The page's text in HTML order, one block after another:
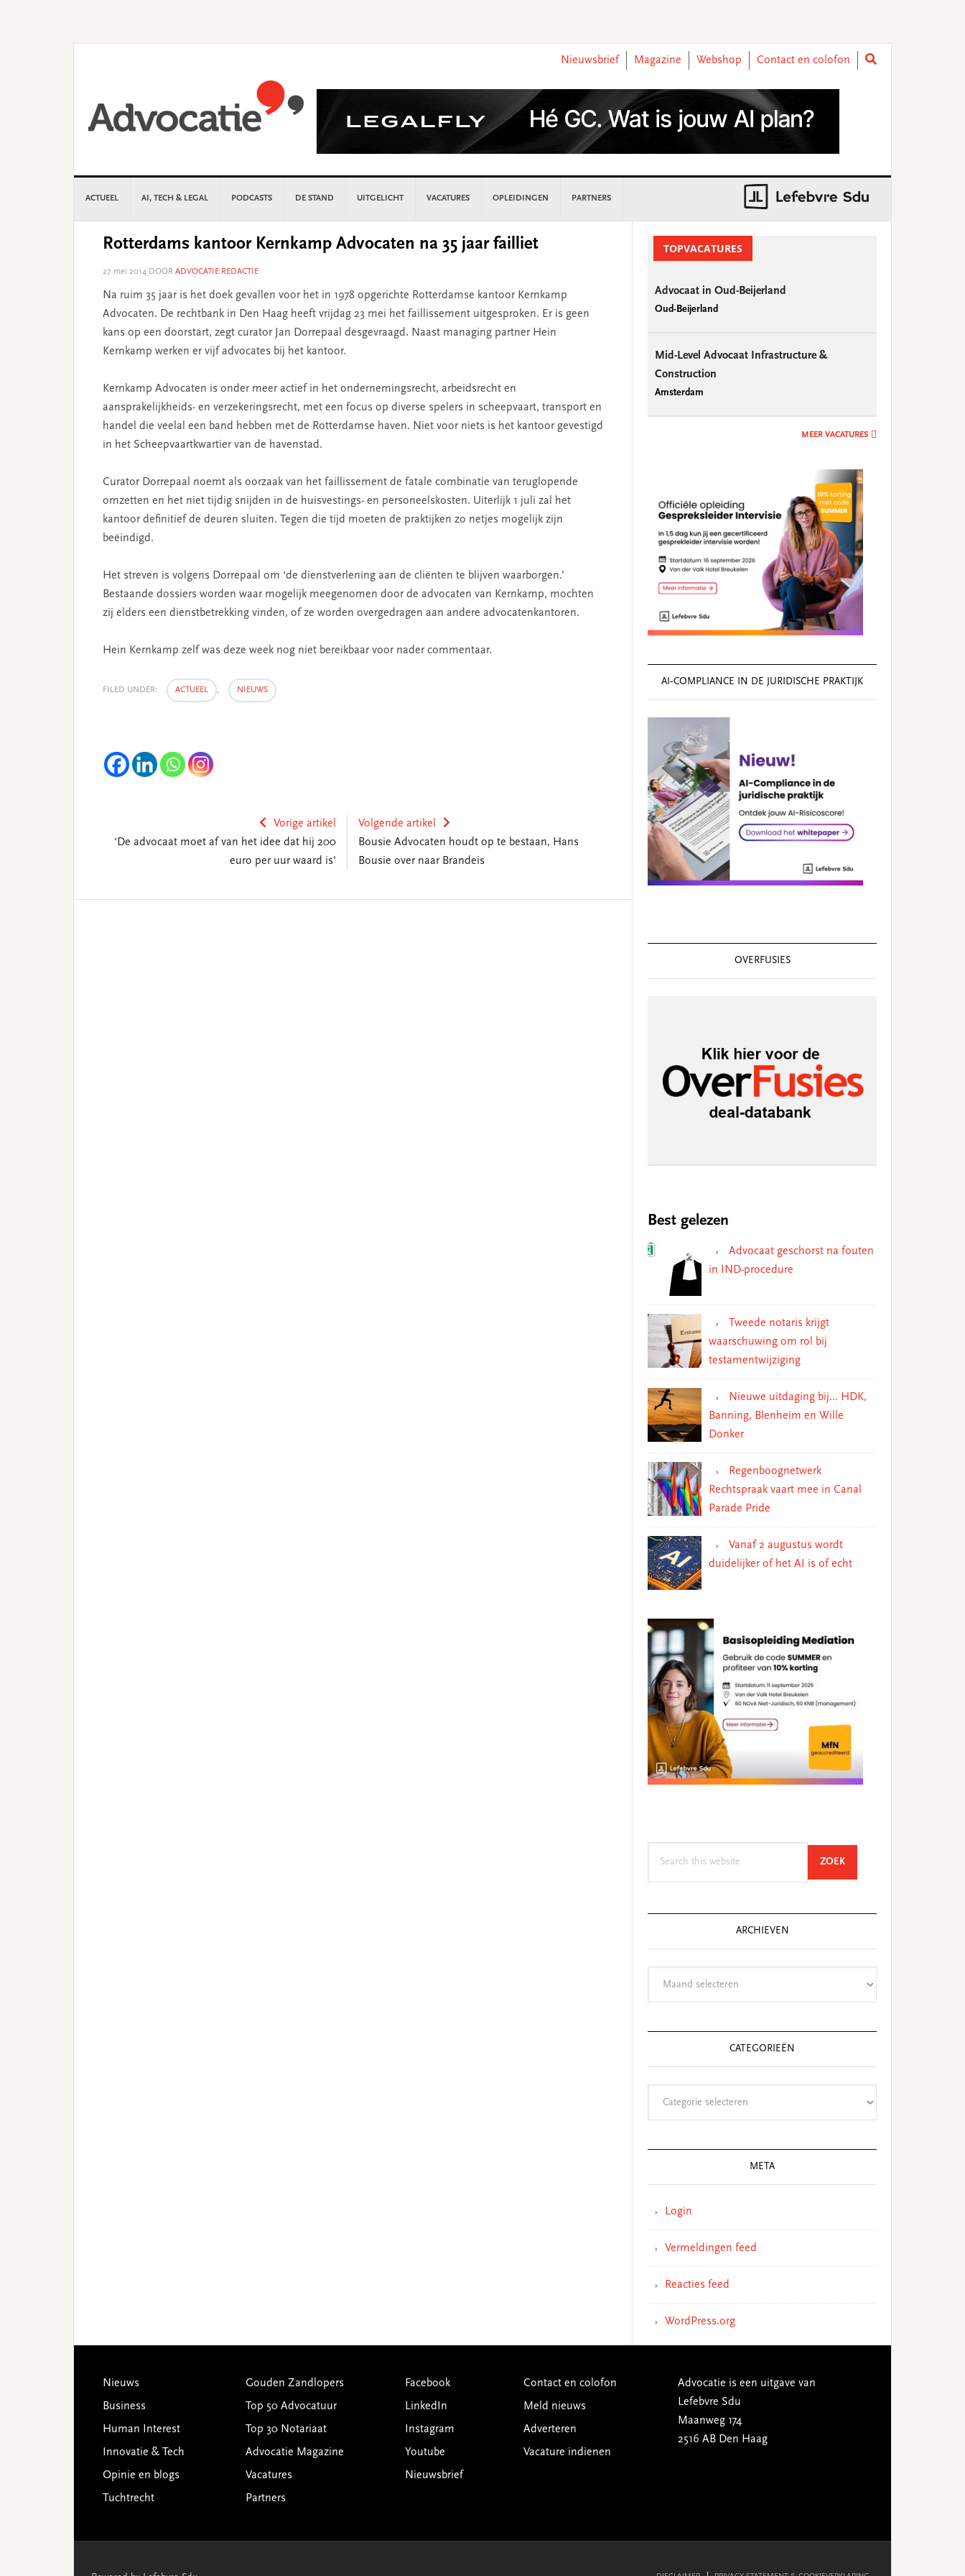
Nieuwsbrief
Magazine Webshop Contact en colofon
ACTUEEL AI, TECH & LEGAL PODCASTS DE STAND UITGELICHT VACATURES OPLEIDINGEN PARTNERS
Rotterdams kantoor Kernkamp Advocaten na 35 jaar failliet
27 mei 2014 DOOR ADVOCATIE REDACTIE
Na ruim 35 jaar is het doek gevallen voor het in 1978 opgerichte Rotterdamse kantoor Kernkamp
Advocaten. De rechtbank in Den Haag heeft vrijdag 23 mei het faillissement uitgesproken. Er is geen
kans op een doorstart, zegt curator Jan Dorrepaal desgevraagd. Naast managing partner Hein
Kernkamp werken er vijf advocates bij het kantoor.
Kernkamp Advocaten is onder meer actief in het ondernemingsrecht, arbeidsrecht en
aansprakelijkheids- en verzekeringsrecht, met een focus op diverse spelers in scheepvaart, transport en
handel die veelal een band hebben met de Rotterdamse haven. Niet voor niets is het kantoor gevestigd
in het Scheepvaartkwartier van de havenstad.
Curator Dorrepaal noemt als oorzaak van het faillissement de fatale combinatie van teruglopende
omzetten en het niet tijdig snijden in de huisvestings- en personeelskosten. Uiterlijk 1 juli zal het
kantoor definitief de deuren sluiten. Tegen die tijd moeten de praktijken zo netjes mogelijk zijn
beëindigd.
Het streven is volgens Dorrepaal om ‘de dienstverlening aan de cliënten te blijven waarborgen.’
Bestaande dossiers worden waar mogelijk meegenomen door de advocaten van Kernkamp, mochten
zij elders een dienstbetrekking vinden, of ze worden overgedragen aan andere advocatenkantoren.
Hein Kernkamp zelf was deze week nog niet bereikbaar voor nader commentaar.
FILED UNDER: ACTUEEL , NIEUWS
Vorige artikel
‘De advocaat moet af van het idee dat hij 200
euro per uur waard is'
Volgende artikel
Bousie Advocaten houdt op te bestaan, Hans
Bousie over naar Brandeis
SidebarTOPVACATURES
Advocaat in Oud-Beijerland
Oud-Beijerland
Mid-Level Advocaat Infrastructure &
Construction
Amsterdam
MEER VACATURES
AI‑COMPLIANCE IN DE JURIDISCHE PRAKTIJK
OVERFUSIES
Best gelezen
Advocaat geschorst na fouten
in IND-procedure
Tweede notaris krijgt
waarschuwing om rol bij
testamentwijziging
Nieuwe uitdaging bij… HDK,
Banning, Blenheim en Wille
Donker
Regenboognetwerk
Rechtspraak vaart mee in Canal
Parade Pride
Vanaf 2 augustus wordt
duidelijker of het AI is of echt
ZOEKSEARCH
ARCHIEVEN
CATEGORIEËN
META
Login
Vermeldingen feed
Reacties feed
WordPress.org
Footer
Nieuws
Business
Human Interest
Innovatie & Tech
Opinie en blogs
Tuchtrecht
Gouden Zandlopers
Top 50 Advocatuur
Top 30 Notariaat
Advocatie Magazine
Vacatures
Partners
Facebook
LinkedIn
Instagram
Youtube
Nieuwsbrief
Contact en colofon
Meld nieuws
Adverteren
Vacature indienen
Advocatie is een uitgave van
Lefebvre Sdu
Maanweg 174
2516 AB Den Haag